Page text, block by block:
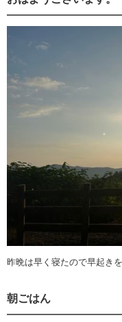
昨晩は早く寝たので早起き
朝ごはん